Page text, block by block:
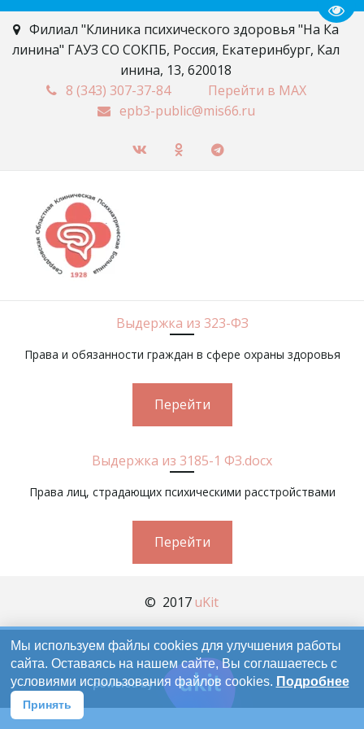
Мы используем файлы cookies для улучшения работы
сайта. Оставаясь на нашем сайте, Вы соглашаетесь с
условиями использования файлов cookies. Подробнее
Принять
Филиал "Клиника психического здоровья "На Ка
линина" ГАУЗ СО СОКПБ, Россия, Екатеринбург, Кал
инина, 13, 620018
8 (343) 307-37-84
Перейти в MAX
epb3-public@mis66.ru
Выдержка из 323-ФЗ
Права и обязанности граждан в сфере охраны здоровья
Перейти
Выдержка из 3185-1 ФЗ.docx
Права лиц, страдающих психическими расстройствами
Перейти
©  2017 uKit